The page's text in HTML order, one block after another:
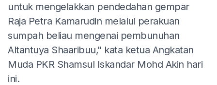
untuk mengelakkan pendedahan gempar
Raja Petra Kamarudin melalui perakuan
sumpah beliau mengenai pembunuhan
Altantuya Shaaribuu," kata ketua Angkatan
Muda PKR Shamsul Iskandar Mohd Akin hari
ini.